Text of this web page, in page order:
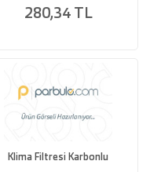
280,34 TL
Klima Filtresi Karbonlu